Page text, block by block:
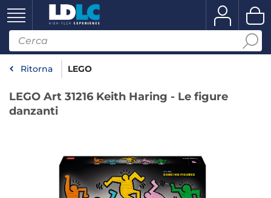
Ritorna LEGO
LEGO Art 31216 Keith Haring - Le figure
danzanti